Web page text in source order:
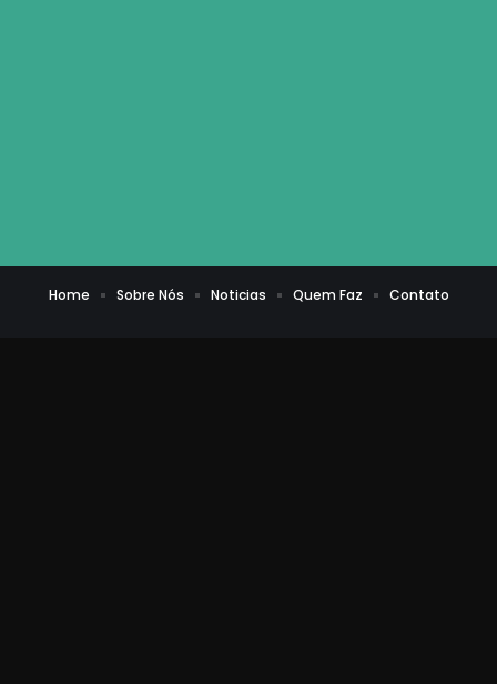
Home Sobre Nós Noticias Quem Faz Contato